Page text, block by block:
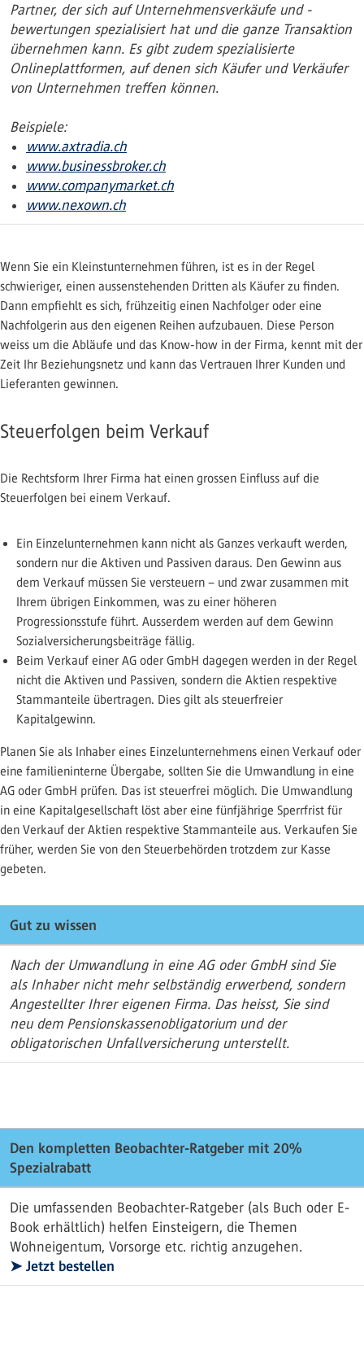
Partner, der sich auf Unternehmensverkäufe und -
bewertungen spezialisiert hat und die ganze Transaktion
übernehmen kann. Es gibt zudem spezialisierte
Onlineplattformen, auf denen sich Käufer und Verkäufer
von Unternehmen treffen können.
Beispiele:
www.axtradia.ch
www.businessbroker.ch
www.companymarket.ch
www.nexown.ch
Wenn Sie ein Kleinstunternehmen führen, ist es in der Regel
schwieriger, einen aussenstehenden Dritten als Käufer zu finden.
Dann empfiehlt es sich, frühzeitig einen Nachfolger oder eine
Nachfolgerin aus den eigenen Reihen aufzubauen. Diese Person
weiss um die Abläufe und das Know-how in der Firma, kennt mit der
Zeit Ihr Beziehungsnetz und kann das Vertrauen Ihrer Kunden und
Lieferanten gewinnen.
Steuerfolgen beim Verkauf
Die Rechtsform Ihrer Firma hat einen grossen Einfluss auf die
Steuerfolgen bei einem Verkauf.
Ein Einzelunternehmen kann nicht als Ganzes verkauft werden,
sondern nur die Aktiven und Passiven daraus. Den Gewinn aus
dem Verkauf müssen Sie versteuern – und zwar zusammen mit
Ihrem übrigen Einkommen, was zu einer höheren
Progressionsstufe führt. Ausserdem werden auf dem Gewinn
Sozialversicherungsbeiträge fällig.
Beim Verkauf einer AG oder GmbH dagegen werden in der Regel
nicht die Aktiven und Passiven, sondern die Aktien respektive
Stammanteile übertragen. Dies gilt als steuerfreier
Kapitalgewinn.
Planen Sie als Inhaber eines Einzelunternehmens einen Verkauf oder
eine familieninterne Übergabe, sollten Sie die Umwandlung in eine
AG oder GmbH prüfen. Das ist steuerfrei möglich. Die Umwandlung
in eine Kapitalgesellschaft löst aber eine fünfjährige Sperrfrist für
den Verkauf der Aktien respektive Stammanteile aus. Verkaufen Sie
früher, werden Sie von den Steuerbehörden trotzdem zur Kasse
gebeten.
Gut zu wissen
Nach der Umwandlung in eine AG oder GmbH sind Sie
als Inhaber nicht mehr selbständig erwerbend, sondern
Angestellter Ihrer eigenen Firma. Das heisst, Sie sind
neu dem Pensionskassenobligatorium und der
obligatorischen Unfallversicherung unterstellt.
Den kompletten Beobachter-Ratgeber mit 20%
Spezialrabatt
Die umfassenden Beobachter-Ratgeber (als Buch oder E-
Book erhältlich) helfen Einsteigern, die Themen
Wohneigentum, Vorsorge etc. richtig anzugehen.
➤ Jetzt bestellen